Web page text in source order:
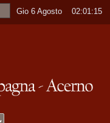
Gio 6 Agosto ----02:01:15